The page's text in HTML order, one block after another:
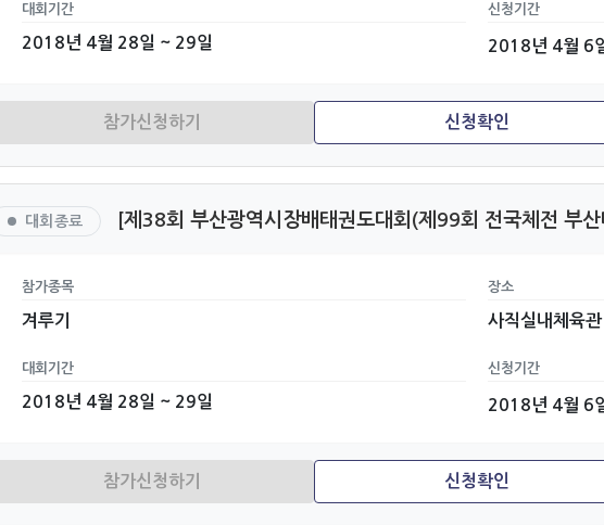
대회기간
2018년 4월 28일 ~ 29일
신청기간
2018년 4월 6
대회종료 [제38회 부산광역시장배태권도대회(제99회 전국체전 부
참가종목
겨루기
장소
사직실내체육관
대회기간
2018년 4월 28일 ~ 29일
신청기간
2018년 4월 6